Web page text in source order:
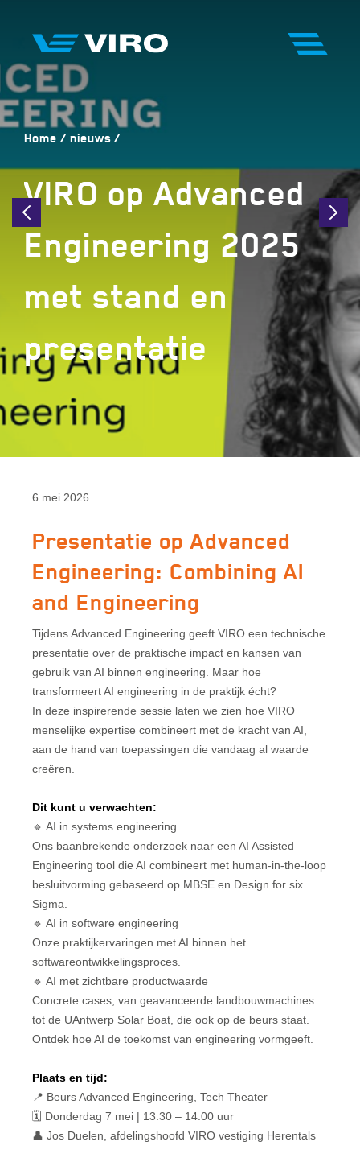
Home nieuws
VIRO op Advanced
Engineering 2025
met stand en
presentatie
6 mei 2026
Presentatie op Advanced
Engineering: Combining AI
and Engineering
Tijdens Advanced Engineering geeft VIRO een technische
presentatie over de praktische impact en kansen van
gebruik van AI binnen engineering. Maar hoe
transformeert AI engineering in de praktijk écht?
In deze inspirerende sessie laten we zien hoe VIRO
menselijke expertise combineert met de kracht van AI,
aan de hand van toepassingen die vandaag al waarde
creëren.
Dit kunt u verwachten:
🔹 AI in systems engineering
Ons baanbrekende onderzoek naar een AI Assisted
Engineering tool die AI combineert met human-in-the-loop
besluitvorming gebaseerd op MBSE en Design for six
Sigma.
🔹 AI in software engineering
Onze praktijkervaringen met AI binnen het
softwareontwikkelingsproces.
🔹 AI met zichtbare productwaarde
Concrete cases, van geavanceerde landbouwmachines
tot de UAntwerp Solar Boat, die ook op de beurs staat.
Ontdek hoe AI de toekomst van engineering vormgeeft.
Plaats en tijd:
📍 Beurs Advanced Engineering, Tech Theater
🗓 Donderdag 7 mei | 13:30 – 14:00 uur
👤 Jos Duelen, afdelingshoofd VIRO vestiging Herentals